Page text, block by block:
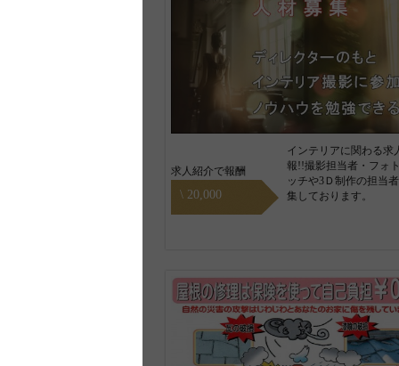
インテリアに関わる求
報!!撮影担当者・フォ
ッチや3Ｄ制作の担当
集しております。
\ 20,000
求人紹介で報酬